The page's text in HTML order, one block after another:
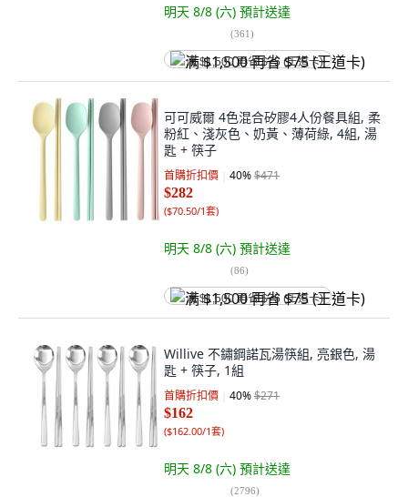
明天 8/8 (六) 預計送達
(361)
满 $1,500 再省 $75 (王道卡)
可可威爾 4色混合矽膠4人份餐具組, 柔
粉紅、淺灰色、奶黃、薄荷綠, 4組, 湯
匙 + 筷子
首購折扣價 40%$471
$282
($70.50/1套)
明天 8/8 (六) 預計送達
(86)
满 $1,500 再省 $75 (王道卡)
Willive 不鏽鋼諾瓦湯筷組, 亮銀色, 湯
匙 + 筷子, 1組
首購折扣價 40%$271
$162
($162.00/1套)
明天 8/8 (六) 預計送達
(2796)